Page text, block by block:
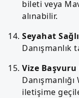
bileti veya
alınabilir.
Seyahat
Danışmanlık
Vize
iletişime